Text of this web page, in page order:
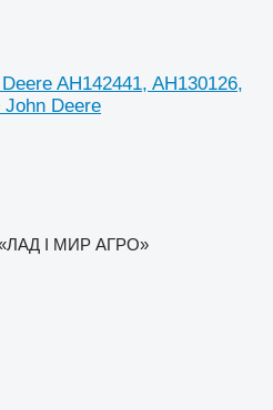
AH142441, AH130126,
John Deere
І МИР АГРО»